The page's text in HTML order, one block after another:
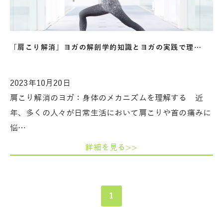
「肩こり解消」ヨガの解剖学的知識とヨガの実践で理…
2023年10月20日
肩こり解消のヨガ：身体のメカニズムを理解する 近
年、多くの人々が日常生活において肩こりや首の痛みに
悩…
詳細を見る>>
1